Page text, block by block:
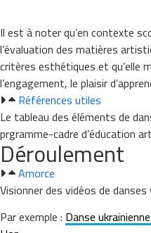
Il est à noter qu’en contexte
l’évaluation des matières
critères esthétiques et qu’elle
l’engagement, le plaisir
Références utiles
Le tableau des éléments de
prgramme-cadre d’éducation
Déroulement
Amorce
Visionner des vidéos de
Par exemple : Danse